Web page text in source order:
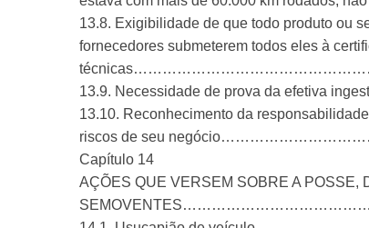
13.8. Exigibilidade de que todo produto ou
fornecedores submeterem todos eles à
13.9. Necessidade de prova da efetiva
13.10. Reconhecimento da
riscos de seu
Capítulo 14
AÇÕES QUE VERSEM SOBRE A POSSE,